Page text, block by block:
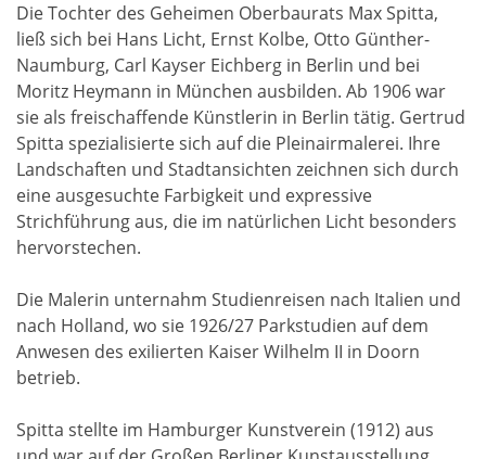
Die Tochter des Geheimen Oberbaurats Max Spitta,
ließ sich bei Hans Licht, Ernst Kolbe, Otto Günther-
Naumburg, Carl Kayser Eichberg in Berlin und bei
Moritz Heymann in München ausbilden. Ab 1906 war
sie als freischaffende Künstlerin in Berlin tätig. Gertrud
Spitta spezialisierte sich auf die Pleinairmalerei. Ihre
Landschaften und Stadtansichten zeichnen sich durch
eine ausgesuchte Farbigkeit und expressive
Strichführung aus, die im natürlichen Licht besonders
hervorstechen.
Die Malerin unternahm Studienreisen nach Italien und
nach Holland, wo sie 1926/27 Parkstudien auf dem
Anwesen des exilierten Kaiser Wilhelm II in Doorn
betrieb.
Spitta stellte im Hamburger Kunstverein (1912) aus